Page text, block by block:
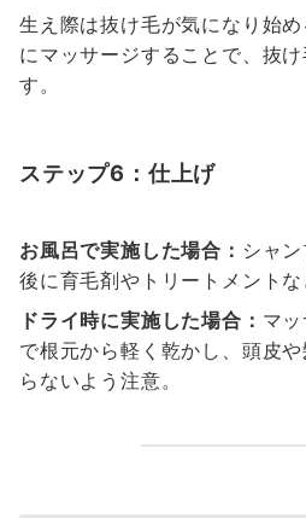
生え際は抜け毛が気になり始
にマッサージすることで、抜
す。
ステップ6：仕上げ
お風呂で実施した場合： シャ
後に育毛剤やトリートメントな
ドライ時に実施した場合： マ
で根元から軽く乾かし、頭皮
らないよう注意。